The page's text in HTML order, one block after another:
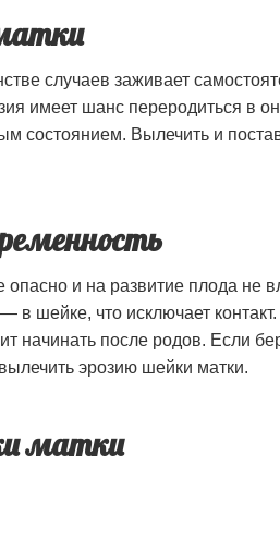
случаев заживает
имеет шанс переродиться в
состоянием. Вылечить и
и на развитие плода не
в шейке, что исключает
начинать после родов. Если
эрозию шейки матки.
матки